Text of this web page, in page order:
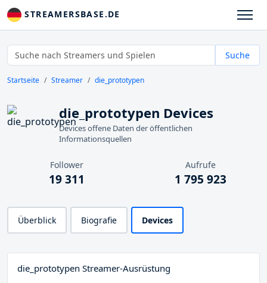
STREAMERSBASE.DE
Suche
Startseite Streamer die_prototypen
die_prototypen Devices
Devices offene Daten der öffentlichen
Informationsquellen
Follower
19 311
Aufrufe
1 795 923
Überblick Biografie Devices
die_prototypen Streamer-Ausrüstung